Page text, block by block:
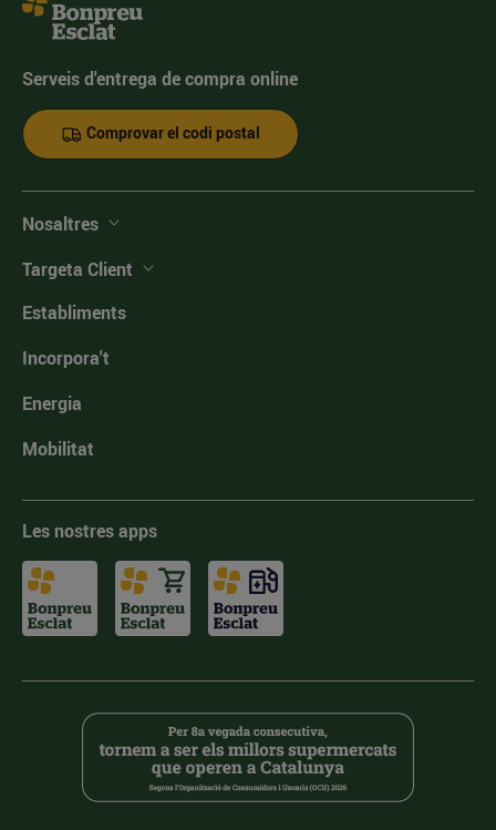
Serveis d'entrega de compra online
Comprovar el codi postal
Nosaltres
Targeta Client
Establiments
Incorpora't
Energia
Mobilitat
Les nostres apps